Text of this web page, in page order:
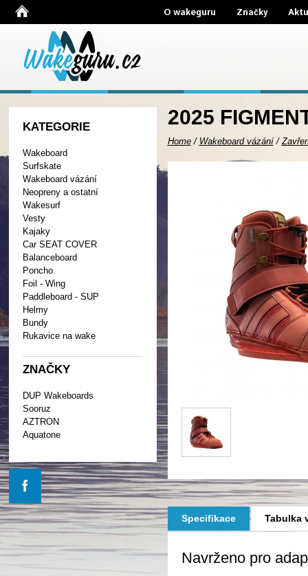
O wakeguru Značky
KATEGORIE
Wakeboard
Surfskate
Wakeboard vázání
Neopreny a ostatní
Wakesurf
Vesty
Kajaky
Car SEAT COVER
Balanceboard
Poncho
Foil - Wing
Paddleboard - SUP
Helmy
Bundy
Rukavice na wake
ZNAČKY
DUP Wakeboards
Sooruz
AZTRON
Aquatone
2025
Home/ Wakeboard vázání/
Specifikace Tabulka
Navrženo pro